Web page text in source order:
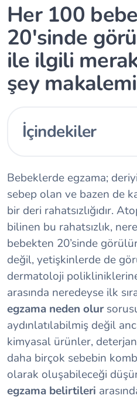
Her 100
20'sinde
ile ilgili
şey
İçindekiler
Bebeklerde egzama;
sebep olan ve bazen de
bir deri rahatsızlığıdır.
bilinen bu rahatsızlık,
bebekten 20’sinde
değil, yetişkinlerde de
dermatoloji
arasında neredeyse ilk
egzama neden olur
aydınlatılabilmiş değil
kimyasal ürünler,
daha birçok sebebin
olarak oluşabileceği
egzama belirtileri